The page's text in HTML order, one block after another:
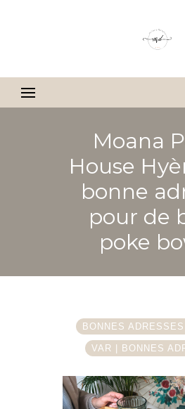
Rechercher :
Moana
House
bonne
pour de
poke
BONNES
VAR | BONNES